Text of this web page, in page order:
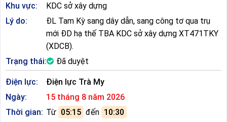
Khu vực:
KDC sở xây dựng
Lý do:
ĐL Tam Kỳ sang dây dẫn, sang công tơ qua trụ
mới ĐD hạ thế TBA KDC sở xây dựng XT471TKY
(XDCB).
Trạng thái:
Đã duyệt
Điện lực:
Điện lực Trà My
Ngày:
15 tháng 8 năm 2026
Thời gian: Từ 05:15 đến 10:30